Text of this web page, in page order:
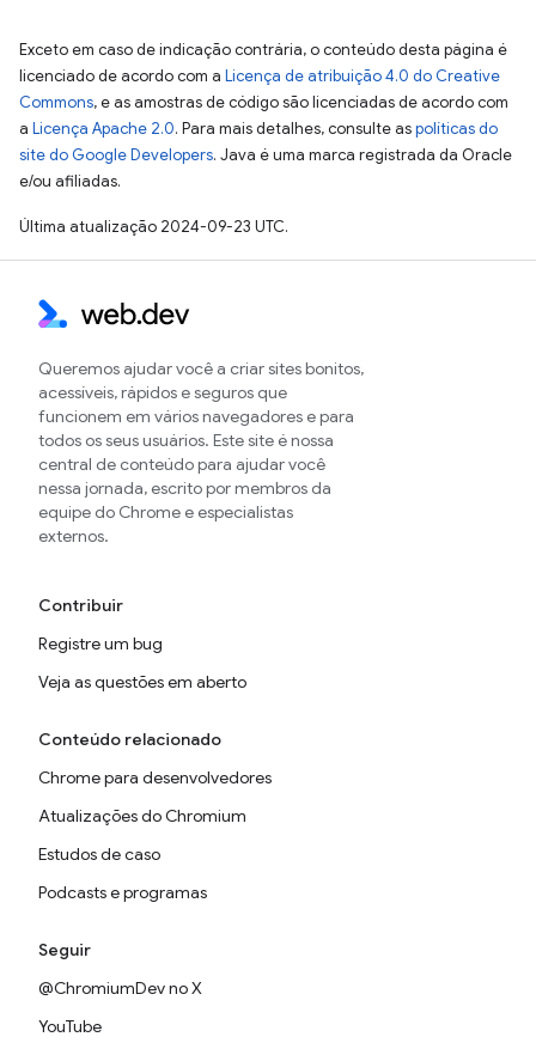
Exceto em caso de indicação contrária, o conteúdo desta página é
licenciado de acordo com a Licença de atribuição 4.0 do Creative
Commons, e as amostras de código são licenciadas de acordo com
a Licença Apache 2.0. Para mais detalhes, consulte aspolíticas do
site do Google Developers. Java é uma marca registrada da Oracle
e/ou afiliadas.
Última atualização 2024-09-23 UTC.
Queremos ajudar você a criar sites bonitos,
acessíveis, rápidos e seguros que
funcionem em vários navegadores e para
todos os seus usuários. Este site é nossa
central de conteúdo para ajudar você
nessa jornada, escrito por membros da
equipe do Chrome e especialistas
externos.
Contribuir
Registre um bug
Veja as questões em aberto
Conteúdo relacionado
Chrome para desenvolvedores
Atualizações do Chromium
Estudos de caso
Podcasts e programas
Seguir
@ChromiumDev no X
YouTube